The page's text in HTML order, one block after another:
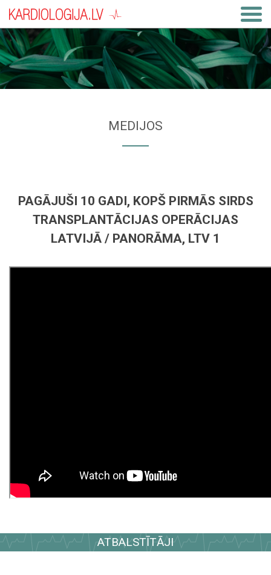
MEDIJOS
PAGĀJUŠI 10 GADI, KOPŠ PIRMĀS SIRDS
TRANSPLANTĀCIJAS OPERĀCIJAS
LATVIJĀ / PANORĀMA, LTV 1
ATBALSTĪTĀJI